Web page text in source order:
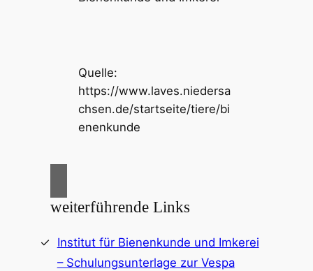
Quelle:
https://www.laves.niedersa
chsen.de/startseite/tiere/bi
enenkunde
weiterführende Links
Institut für Bienenkunde und Imkerei
– Schulungsunterlage zur Vespa